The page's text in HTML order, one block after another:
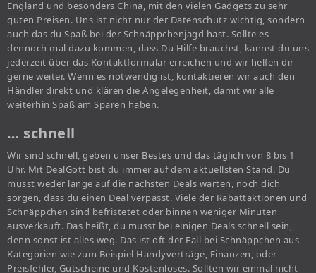
England und besonders China, mit den vielen Gadgets zu sehr
guten Preisen. Uns ist nicht nur der Datenschutz wichtig, sondern
auch das du Spaß bei der Schnäppchenjagd hast. Sollte es
dennoch mal dazu kommen, dass Du Hilfe brauchst, kannst du uns
jederzeit über das Kontaktformular erreichen und wir helfen dir
gerne weiter. Wenn es notwendig ist, kontaktieren wir auch den
Händler direkt und klären die Angelegenheit, damit wir alle
weiterhin Spaß am Sparen haben.
… schnell
Wir sind schnell, geben unser Bestes und das täglich von 8 bis 1
Uhr. Mit DealGott bist du immer auf dem aktuellsten Stand. Du
musst weder lange auf die nächsten Deals warten, noch dich
sorgen, dass du einen Deal verpasst. Viele der Rabattaktionen und
Schnäppchen sind befristetet oder binnen weniger Minuten
ausverkauft. Das heißt, du musst bei einigen Deals schnell sein,
denn sonst ist alles weg. Das ist oft der Fall bei Schnäppchen aus
Kategorien wie zum Beispiel Handyverträge, Finanzen, oder
Preisfehler, Gutscheine und Kostenloses. Sollten wir einmal nicht